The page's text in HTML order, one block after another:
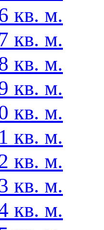
кв. м.
кв. м.
кв. м.
кв. м.
кв. м.
кв. м.
кв. м.
кв. м.
кв. м.